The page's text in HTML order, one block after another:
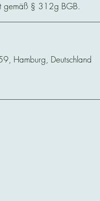
gemäß § 312g BGB.
Hamburg, Deutschland